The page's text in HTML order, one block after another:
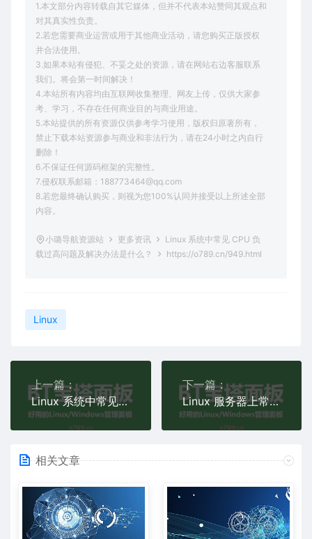
1.本文部分内容转载自其它媒体，但并不代表本站赞同其观点和
对其真实性负责。
2.若您需要商业运营或用于其他商业活动，请您购买正版授权
并合法使用。
3.如果本站有侵犯、不妥之处的资源，请在网站右边客服联系
我们。将会第一时间解决！
4.本站所有内容均由互联网收集整理、网友上传，仅供大家参
考、学习，不存在任何商业目的与商业用途。
5.本站提供的所有资源仅供参考学习使用，版权归原著所有，
禁止下载本站资源参与商业和非法行为，请在24小时之内自行
删除！
6.不保证任何源码框架的完整性。
7.侵权联系邮箱：188773464@qq.com
8.若您最终确认购买，则视为您100%认同并接受以上所述全部
内容。
小璐导航资源站 更多资讯
Linux 系统中常见 CPU 负
载过高问题及解决办法是什么？
https://o789.cn/949.html
Linux
上一篇：
Linux 系统中常见磁盘空间占用过高问题及解决方案是什么？
下一篇：
Linux 服务器上常见日志文件权限错误怎么修复？
相关文章